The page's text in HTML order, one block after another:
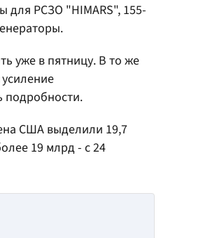
для РСЗО "HIMARS", 155-
уже в пятницу. В то же
подробности.
США выделили 19,7
19 млрд - с 24